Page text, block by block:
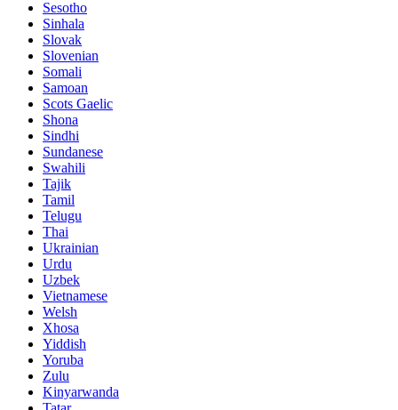
Sesotho
Sinhala
Slovak
Slovenian
Somali
Samoan
Scots Gaelic
Shona
Sindhi
Sundanese
Swahili
Tajik
Tamil
Telugu
Thai
Ukrainian
Urdu
Uzbek
Vietnamese
Welsh
Xhosa
Yiddish
Yoruba
Zulu
Kinyarwanda